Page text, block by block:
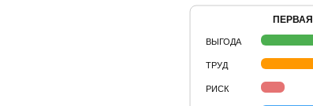
ПЕРВАЯ
ВЫГОДА
ТРУД
РИСК